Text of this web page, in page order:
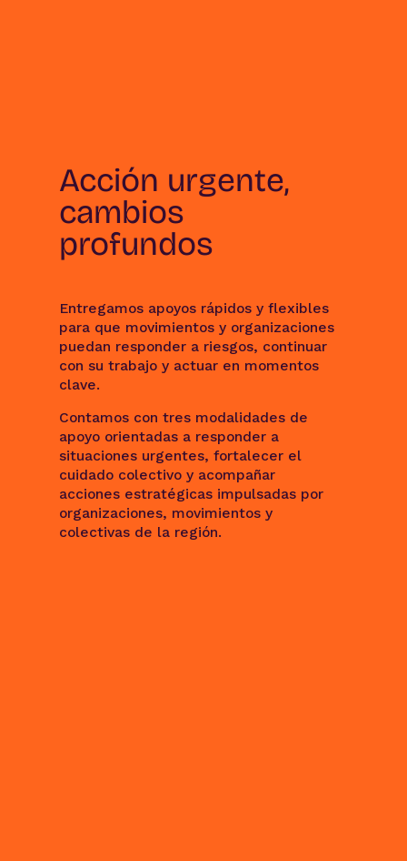
Acción urgente,
cambios
profundos
Entregamos apoyos rápidos y flexibles
para que movimientos y organizaciones
puedan responder a riesgos, continuar
con su trabajo y actuar en momentos
clave.
Contamos con tres modalidades de
apoyo orientadas a responder a
situaciones urgentes, fortalecer el
cuidado colectivo y acompañar
acciones estratégicas impulsadas por
organizaciones, movimientos y
colectivas de la región.